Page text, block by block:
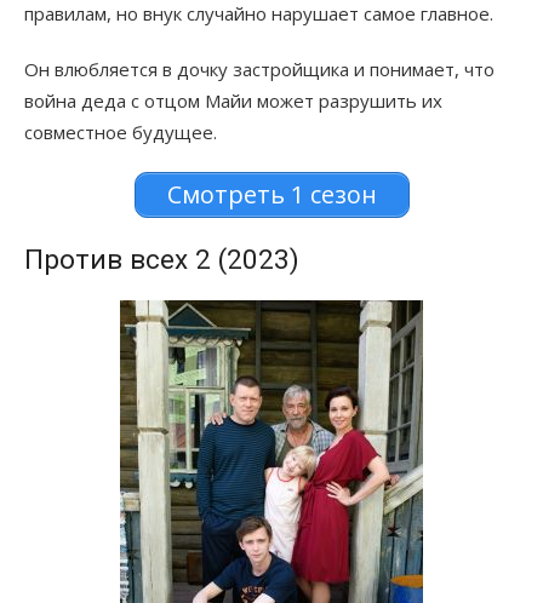
правилам, но внук случайно нарушает самое главное.
Он влюбляется в дочку застройщика и понимает, что
война деда с отцом Майи может разрушить их
совместное будущее.
Смотреть 1 сезон
Против всех 2 (2023)